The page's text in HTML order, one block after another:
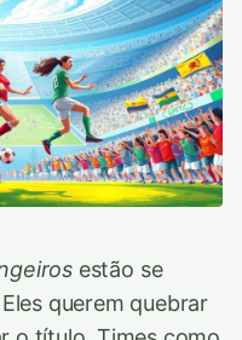
estão se
querem quebrar